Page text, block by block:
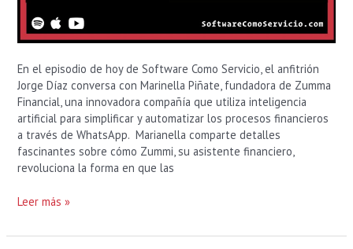
En el episodio de hoy de Software Como Servicio, el anfitrión
Jorge Díaz conversa con Marinella Piñate, fundadora de Zumma
Financial, una innovadora compañía que utiliza inteligencia
artificial para simplificar y automatizar los procesos financieros
a través de WhatsApp. Marianella comparte detalles
fascinantes sobre cómo Zummi, su asistente financiero,
revoluciona la forma en que las
Leer más »